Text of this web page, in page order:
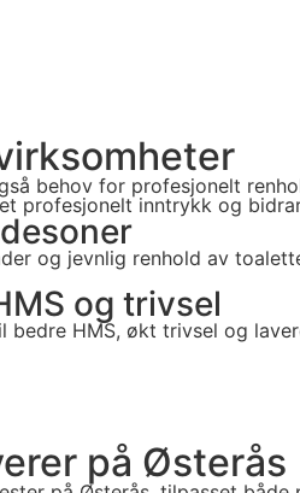
behov for profesjonelt
profesjonelt inntrykk og
og jevnlig renhold av
og trivsel
bedre HMS, økt trivsel og
på Østerås